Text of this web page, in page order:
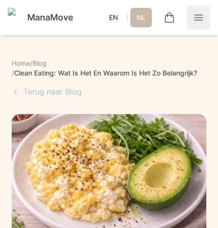
ManaMove EN NL
Home/Blog
/Clean Eating: Wat Is Het En Waarom Is Het Zo Belangrijk?
Terug naar Blog